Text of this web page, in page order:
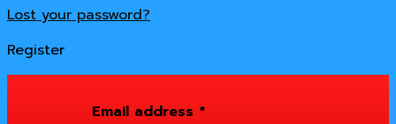
Lost your password?
Register
Email address *